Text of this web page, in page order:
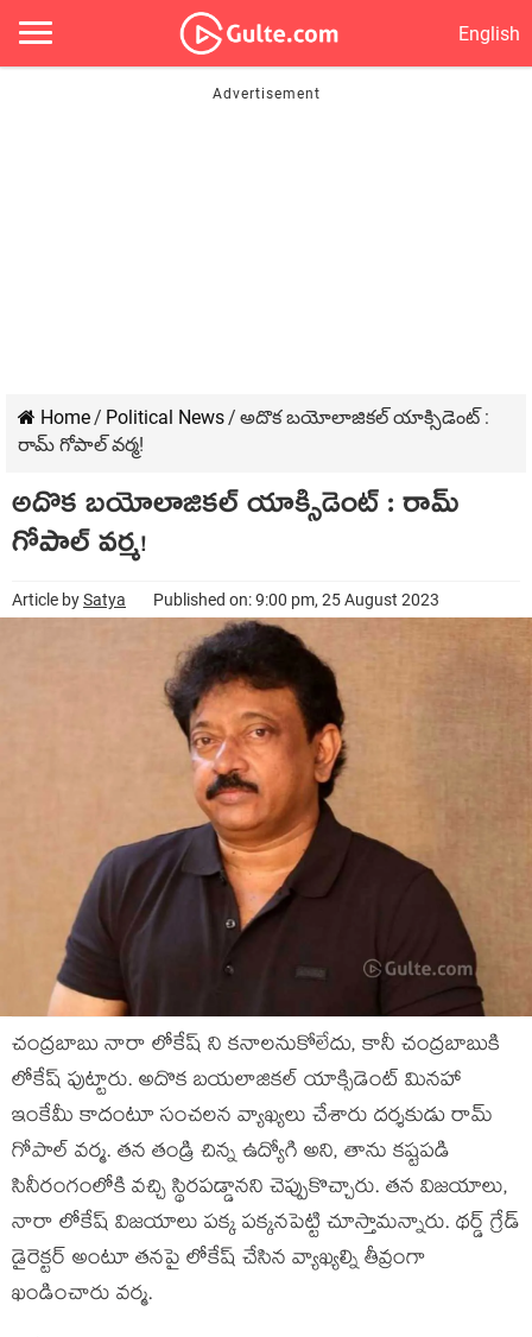
English
Home/ Political News/ అదొక బయోలాజికల్‌ యాక్సిడెంట్‌ :
రామ్‌ గోపాల్‌ వర్మ!
అదొక బయోలాజికల్‌ యాక్సిడెంట్‌ : రామ్‌
గోపాల్‌ వర్మ!
Article bySatya Published on: 9:00 pm, 25 August 2023
చంద్రబాబు నారా లోకేష్ ని కనాలనుకోలేదు, కానీ చంద్రబాబుకి
లోకేష్ పుట్టారు. అదొక బయలాజికల్ యాక్సిడెంట్ మినహా
ఇంకేమీ కాదంటూ సంచలన వ్యాఖ్యలు చేశారు దర్శకుడు రామ్
గోపాల్ వర్మ. తన తండ్రి చిన్న ఉద్యోగి అని, తాను కష్టపడి
సినీరంగంలోకి వచ్చి స్థిరపడ్డానని చెప్పుకొచ్చారు. తన విజయాలు,
నారా లోకేష్ విజయాలు పక్క పక్కనపెట్టి చూస్తామన్నారు. థర్డ్ గ్రేడ్
డైరెక్టర్ అంటూ తనపై లోకేష్ చేసిన వ్యాఖ్యల్ని తీవ్రంగా
ఖండించారు వర్మ.